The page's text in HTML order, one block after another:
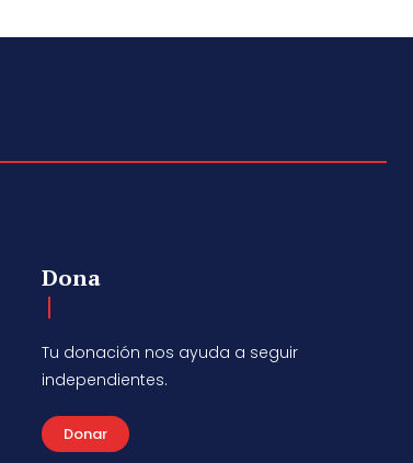
Dona
Tu donación nos ayuda a seguir
independientes.
Donar